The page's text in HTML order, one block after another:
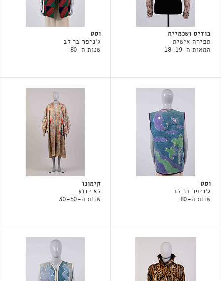
בודיס ושכמייה
תפירה אישית
המאות ה-18-19
וסט
ג'ניפר בר לב
שנות ה-80
וסט
ג'ניפר בר לב
שנות ה-80
קימונו
לא ידוע
שנות ה-30-50